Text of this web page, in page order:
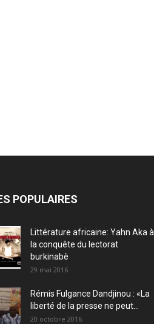
POPULAIRES
Littérature africaine: Yahn Aka à
la conquête du lectorat
burkinabè
29 mai 2016
Rémis Fulgance Dandjinou : «La
liberté de la presse ne peut...
20 octobre 2016